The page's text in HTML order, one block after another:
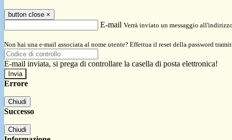
button close ×
E-mail Verrà inviato un messaggio
Non hai una e-mail associata al nome utente? Effettua il reset della password
E-mail inviata, si prega di controllare la casella di posta elettronica!
Errore
Chiudi
Successo
Chiudi